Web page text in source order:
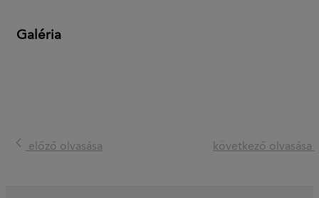
Galéria
előző olvasása következő olvasása